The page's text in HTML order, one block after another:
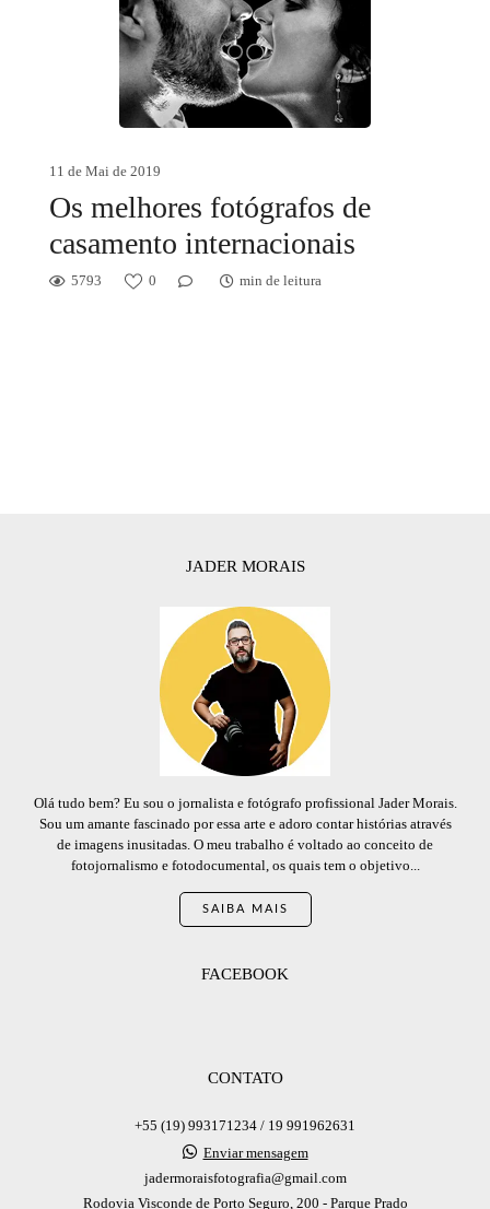
11 de Mai de 2019
Os melhores fotógrafos de
casamento internacionais
5793 0 min de leitura
JADER MORAIS
Olá tudo bem? Eu sou o jornalista e fotógrafo profissional Jader Morais.
Sou um amante fascinado por essa arte e adoro contar histórias através
de imagens inusitadas. O meu trabalho é voltado ao conceito de
fotojornalismo e fotodocumental, os quais tem o objetivo...
SAIBA MAIS
FACEBOOK
CONTATO
+55 (19) 993171234 / 19 991962631
Enviar mensagem
jadermoraisfotografia@gmail.com
Rodovia Visconde de Porto Seguro, 200 - Parque Prado